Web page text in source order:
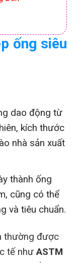
ống siêu
dao động từ
kích thước
nhà sản xuất
thành ống
cũng có thể
và tiêu chuẩn.
thường được
tế nhưASTM